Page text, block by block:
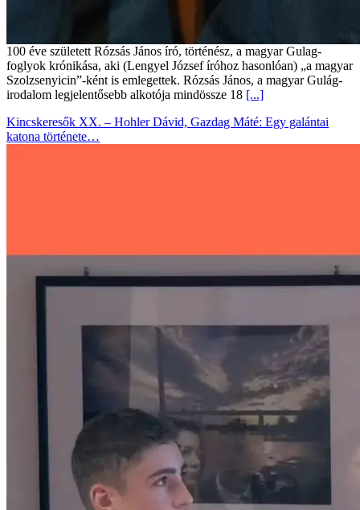
100 éve született Rózsás János író, történész, a magyar Gulag-
foglyok krónikása, aki (Lengyel József íróhoz hasonlóan) „a magyar
Szolzsenyicin”-ként is emlegettek. Rózsás János, a magyar Gulág-
irodalom legjelentősebb alkotója mindössze 18 [...]
Kincskeresők XX. – Hohler Dávid, Gazdag Máté: Egy galántai
katona története…